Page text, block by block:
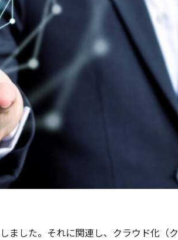
ました。それに関連し、クラウド化（ク